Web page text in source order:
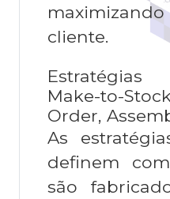
cliente.
Estratégias
Make-to-
Order,
As
definem
são